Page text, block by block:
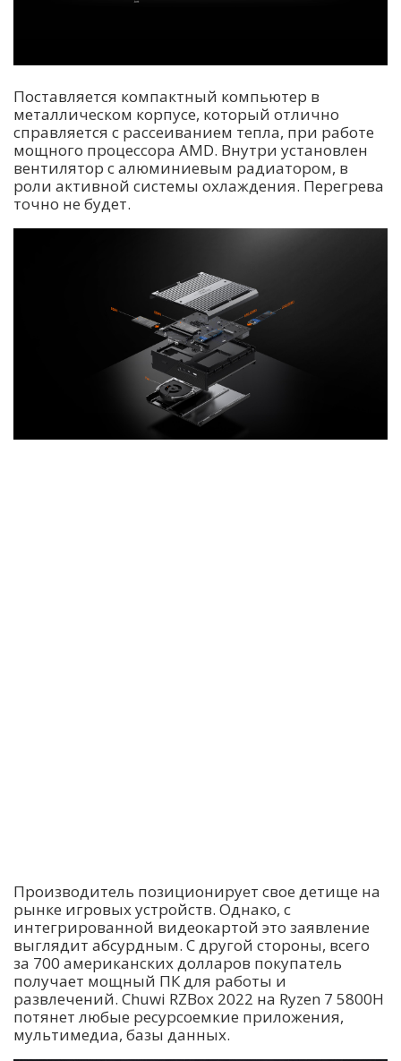
Поставляется компактный компьютер в
металлическом корпусе, который отлично
справляется с рассеиванием тепла, при работе
мощного процессора AMD. Внутри установлен
вентилятор с алюминиевым радиатором, в
роли активной системы охлаждения. Перегрева
точно не будет.
Производитель позиционирует свое детище на
рынке игровых устройств. Однако, с
интегрированной видеокартой это заявление
выглядит абсурдным. С другой стороны, всего
за 700 американских долларов покупатель
получает мощный ПК для работы и
развлечений. Chuwi RZBox 2022 на Ryzen 7 5800H
потянет любые ресурсоемкие приложения,
мультимедиа, базы данных.